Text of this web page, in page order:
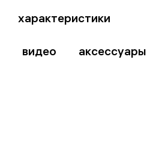
характеристики
видео аксессуары